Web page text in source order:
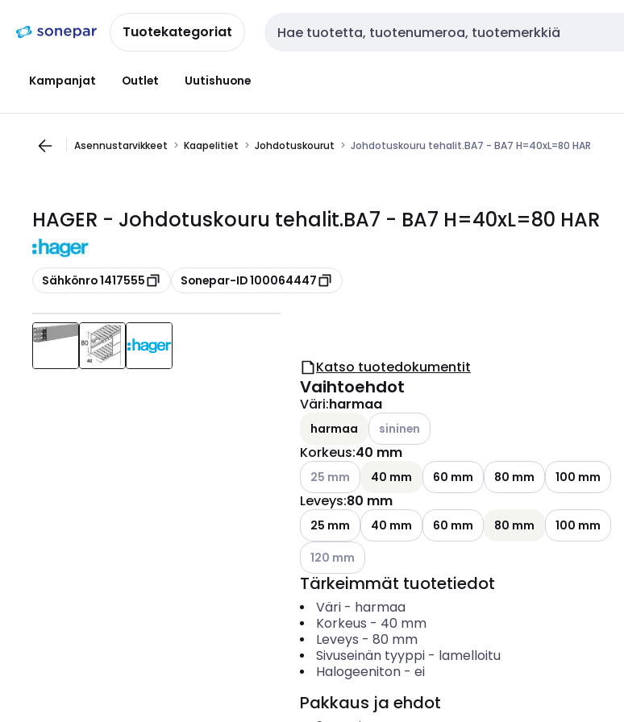
navigointiinsisältöönTuotekategoriat Haku
Kampanjat Outlet Uutishuone
Asennustarvikkeet Kaapelitiet Johdotuskourut Johdotuskouru tehalit.BA7 - BA7 H=40xL=80 HAR
HAGER - Johdotuskouru tehalit.BA7 - BA7 H=40xL=80 HAR
Kopioi
Sähkönro 1417555 Kopioi
Sonepar-ID 100064447
Katso tuotedokumentit
Vaihtoehdot
Väri:harmaa
harmaa Katso käytettävissä olevat vaihtoehdot
sininen
Korkeus:40 mm
Katso käytettävissä olevat vaihtoehdot
25 mm 40 mm 60 mm 80 mm 100 mm
Leveys:80 mm
25 mm 40 mm 60 mm 80 mm
100 mm
Katso käytettävissä olevat vaihtoehdot
120 mm
Tärkeimmät tuotetiedot
Väri- harmaa
Korkeus - 40 mm
Leveys - 80 mm
Sivuseinän tyyppi- lamelloitu
Halogeeniton- ei
Pakkaus ja ehdot